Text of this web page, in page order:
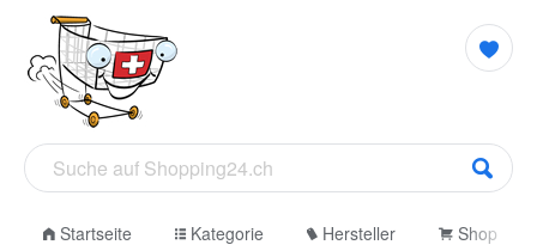
Startseite Kategorie Hersteller Shop